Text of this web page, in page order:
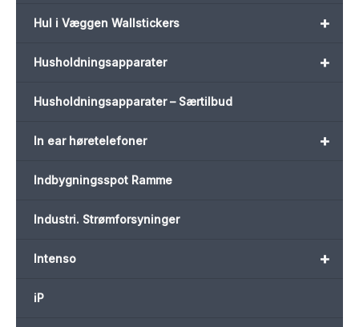
+
Hul i Væggen Wallstickers
+
Husholdningsapparater
Husholdningsapparater – Særtilbud
+
In ear høretelefoner
Indbygningsspot Ramme
Industri. Strømforsyninger
+
Intenso
iP